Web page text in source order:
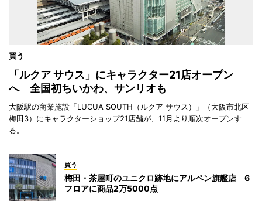
買う
「ルクア サウス」にキャラクター21店オープン
へ 全国初ちいかわ、サンリオも
大阪駅の商業施設「LUCUA SOUTH（ルクア サウス）」（大阪市北区
梅田3）にキャラクターショップ21店舗が、11月より順次オープンす
る。
買う
梅田・茶屋町のユニクロ跡地にアルペン旗艦店 6
フロアに商品2万5000点